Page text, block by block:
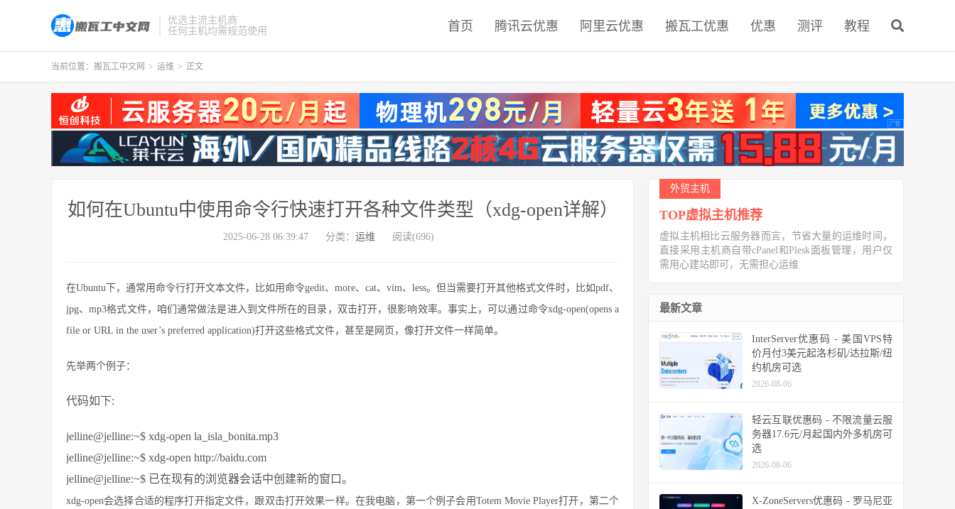
优选主流主机商
任何主机均需规范使用
首页 腾讯云优惠 阿里云优惠 搬瓦工优惠 优惠 测评 教程
当前位置： 搬瓦工中文网 > 运维 > 正文
如何在Ubuntu中使用命令行快速打开各种文件类型（xdg-open详解）
2025-06-28 06:39:47 分类： 运维 阅读(696)
在Ubuntu下，通常用命令行打开文本文件，比如用命令gedit、more、cat、vim、less。但当需要打开其他格式文件时，比如pdf、
jpg、mp3格式文件，咱们通常做法是进入到文件所在的目录，双击打开，很影响效率。事实上，可以通过命令xdg-open(opens a
file or URL in the user’s preferred application)打开这些格式文件，甚至是网页，像打开文件一样简单。
先举两个例子：
代码如下:
jelline@jelline:~$ xdg-open la_isla_bonita.mp3
jelline@jelline:~$ xdg-open http://baidu.com
jelline@jelline:~$ 已在现有的浏览器会话中创建新的窗口。
xdg-open会选择合适的程序打开指定文件，跟双击打开效果一样。在我电脑，第一个例子会用Totem Movie Player打开，第二个
外贸主机
TOP虚拟主机推荐
虚拟主机相比云服务器而言，节省大量的运维时间，
直接采用主机商自带cPanel和Plesk面板管理，用户仅
需用心建站即可，无需担心运维
最新文章
InterServer优惠码 - 美国VPS特
价月付3美元起洛杉矶/达拉斯/纽
约机房可选
2026-08-06
轻云互联优惠码 - 不限流量云服
务器17.6元/月起国内外多机房可
选
2026-08-06
X-ZoneServers优惠码 - 罗马尼亚